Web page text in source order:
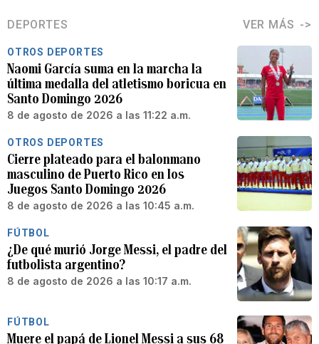
DEPORTES VER MÁS
OTROS DEPORTES
Naomi García suma en la marcha la
última medalla del atletismo boricua en
Santo Domingo 2026
8 de agosto de 2026 a las 11:22 a.m.
OTROS DEPORTES
Cierre plateado para el balonmano
masculino de Puerto Rico en los
Juegos Santo Domingo 2026
8 de agosto de 2026 a las 10:45 a.m.
FÚTBOL
¿De qué murió Jorge Messi, el padre del
futbolista argentino?
8 de agosto de 2026 a las 10:17 a.m.
FÚTBOL
Muere el papá de Lionel Messi a sus 68